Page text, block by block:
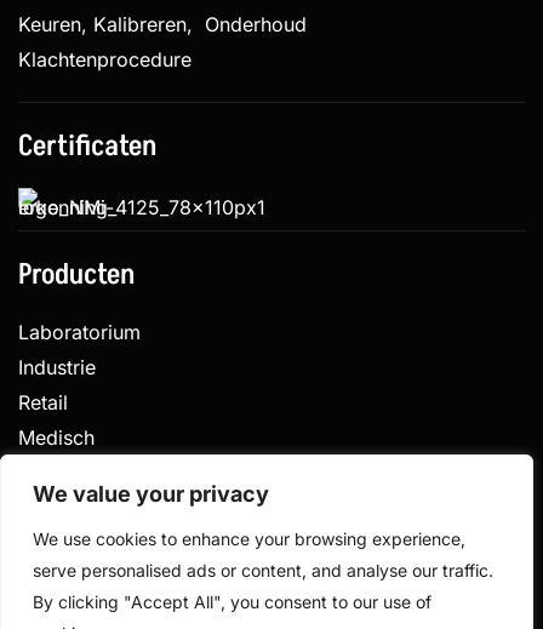
We value your privacy
We use cookies to enhance your browsing experience,
serve personalised ads or content, and analyse our traffic.
By clicking "Accept All", you consent to our use of
Keuren, Kalibreren, Onderhoud
Klachtenprocedure
Certificaten
Producten
Laboratorium
Industrie
Retail
Medisch
Privacy Algemene voorwaarden